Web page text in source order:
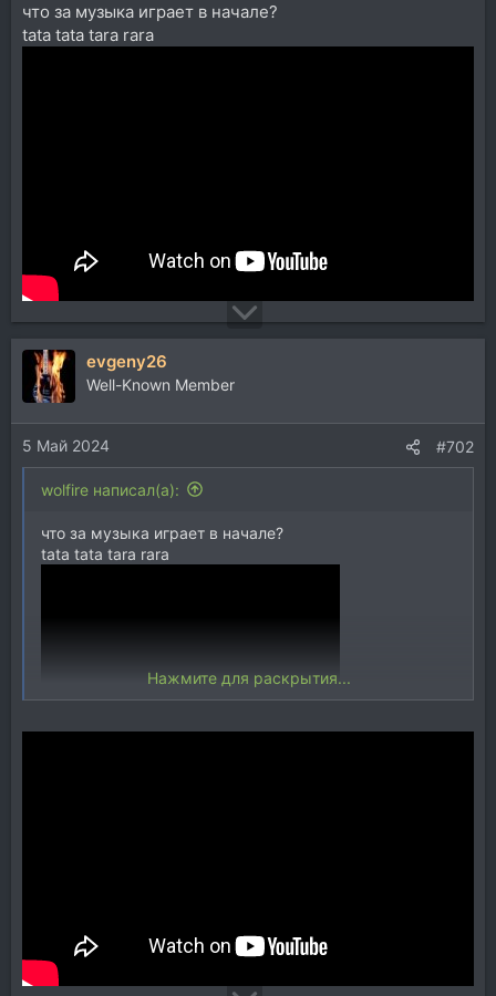
что за музыка играет в начале?
tata tata tara rara
evgeny26
Well-Known Member
5 Май 2024 #702
wolfire написал(а):
что за музыка играет в начале?
tata tata tara rara
Нажмите для раскрытия...